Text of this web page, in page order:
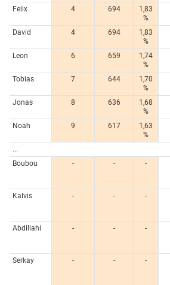
Felix
4 694
1,83
%
David
4 694
1,83
%
Leon
6 659
1,74
%
Tobias
7 644
1,70
%
Jonas
8 636
1,68
%
Noah
9 617
1,63
%
...
Boubou
- - -
Kalvis
- - -
Abdillahi
- - -
Serkay
- - -